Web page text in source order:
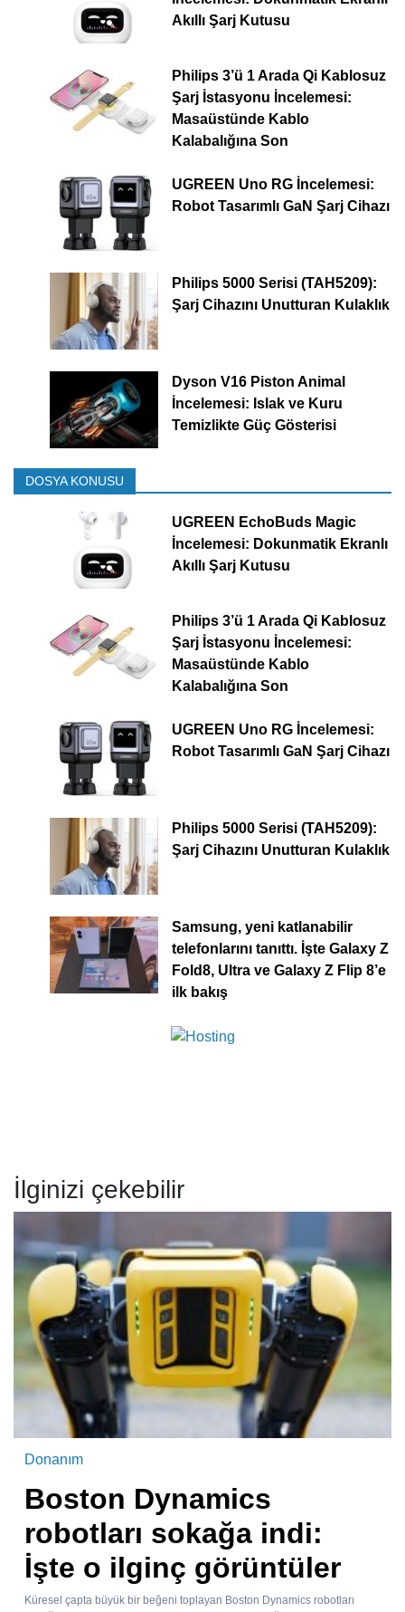
Akıllı Şarj Kutusu
Philips 3’ü 1 Arada Qi Kablosuz
Şarj İstasyonu İncelemesi:
Masaüstünde Kablo
Kalabalığına Son
UGREEN Uno RG İncelemesi:
Robot Tasarımlı GaN Şarj Cihazı
Philips 5000 Serisi (TAH5209):
Şarj Cihazını Unutturan Kulaklık
Dyson V16 Piston Animal
İncelemesi: Islak ve Kuru
Temizlikte Güç Gösterisi
DOSYA KONUSU
UGREEN EchoBuds Magic
İncelemesi: Dokunmatik Ekranlı
Akıllı Şarj Kutusu
Philips 3’ü 1 Arada Qi Kablosuz
Şarj İstasyonu İncelemesi:
Masaüstünde Kablo
Kalabalığına Son
UGREEN Uno RG İncelemesi:
Robot Tasarımlı GaN Şarj Cihazı
Philips 5000 Serisi (TAH5209):
Şarj Cihazını Unutturan Kulaklık
Samsung, yeni katlanabilir
telefonlarını tanıttı. İşte Galaxy Z
Fold8, Ultra ve Galaxy Z Flip 8’e
ilk bakış
İlginizi çekebilir
Donanım
Boston Dynamics
robotları sokağa indi:
İşte o ilginç görüntüler
Küresel çapta büyük bir beğeni toplayan Boston Dynamics robotları